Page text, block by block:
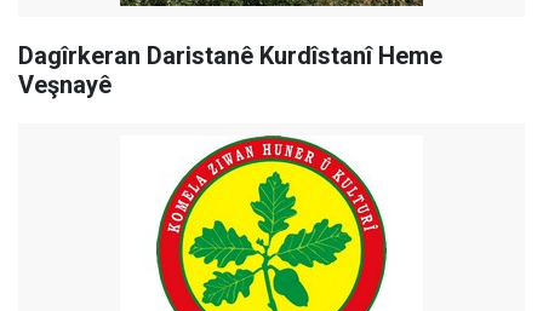
Dagîrkeran Daristanê Kurdîstanî Heme
Veşnayê